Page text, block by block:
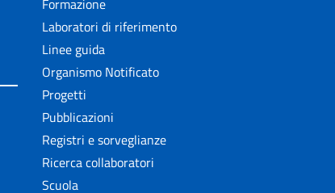
Formazione
Laboratori di riferimento
Linee guida
Organismo Notificato
Progetti
Pubblicazioni
Registri e sorveglianze
Ricerca collaboratori
Scuola